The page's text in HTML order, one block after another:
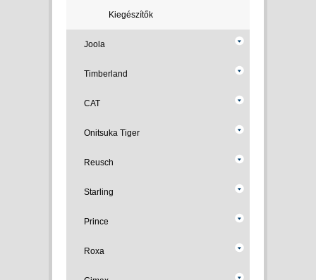
Kiegészítők
Joola
Timberland
CAT
Onitsuka Tiger
Reusch
Starling
Prince
Roxa